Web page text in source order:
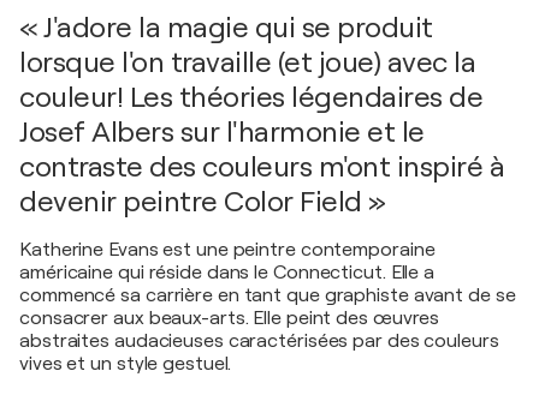
« J'adore la magie qui se produit
lorsque l'on travaille (et joue) avec la
couleur! Les théories légendaires de
Josef Albers sur l'harmonie et le
contraste des couleurs m'ont inspiré à
devenir peintre Color Field »
Katherine Evans est une peintre contemporaine
américaine qui réside dans le Connecticut. Elle a
commencé sa carrière en tant que graphiste avant de se
consacrer aux beaux-arts. Elle peint des œuvres
abstraites audacieuses caractérisées par des couleurs
vives et un style gestuel.